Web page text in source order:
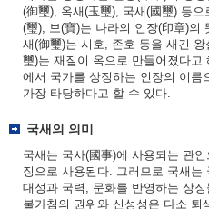
(御璽), 옥새(玉璽), 국새(國璽) 등
(璽), 보(寶)는 나라의 인장(印章)의
새(御璽)는 시호, 존호 등을 새긴
璽)는 재질이 옥으로 만들어졌다고
에서 국가를 상징하는 인장의 이름
가장 타당하다고 할 수 있다.
국새의 의미
국새는 국사(國事)에 사용되는 관
징으로 사용된다. 그러므로 국새는
대성과 국력, 문화를 반영하는 상
불가침의 권위와 신성성은 다소 퇴